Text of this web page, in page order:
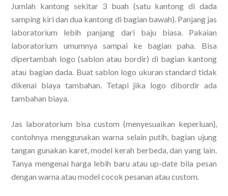
Jumlah kantong sekitar 3 buah (satu kantong di dada
samping kiri dan dua kantong di bagian bawah). Panjang jas
laboratorium lebih panjang dari baju biasa. Pakaian
laboratorium umumnya sampai ke bagian paha. Bisa
dipertambah logo (sablon atau bordir) di bagian kantong
atau bagian dada. Buat sablon logo ukuran standard tidak
dikenai biaya tambahan. Tetapi jika logo dibordir ada
tambahan biaya.
Jas laboratorium bisa custom (menyesuaikan keperluan},
contohnya menggunakan warna selain putih, bagian ujung
tangan gunakan karet, model kerah berbeda, dan yang lain.
Tanya mengenai harga lebih baru atau up-date bila pesan
dengan warna atau model cocok pesanan atau custom.